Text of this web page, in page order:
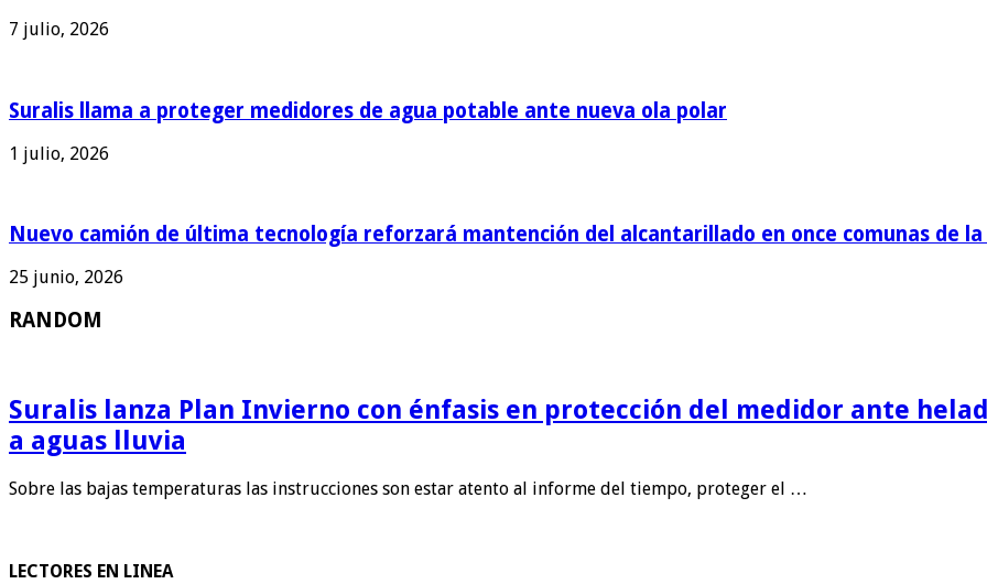
7 julio, 2026
Suralis llama a proteger medidores de agua potable ante nueva ola polar
1 julio, 2026
Nuevo camión de última tecnología reforzará mantención del alcantarillado en once comunas de la
25 junio, 2026
RANDOM
Suralis lanza Plan Invierno con énfasis en protección del medidor ante
a aguas lluvia
Sobre las bajas temperaturas las instrucciones son estar atento al informe del tiempo, proteger el …
LECTORES EN LINEA